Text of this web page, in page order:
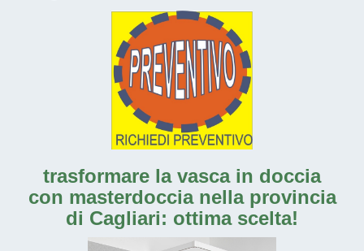
trasformare la vasca in doccia
con masterdoccia nella provincia
di Cagliari: ottima scelta!